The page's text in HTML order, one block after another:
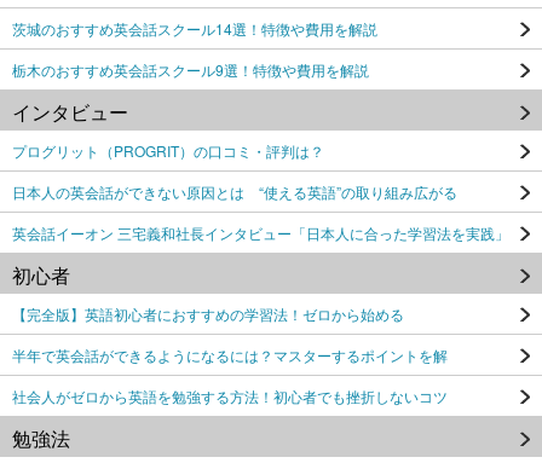
茨城のおすすめ英会話スクール14選！特徴や費用を解説
栃木のおすすめ英会話スクール9選！特徴や費用を解説
インタビュー
プログリット（PROGRIT）の口コミ・評判は？
日本人の英会話ができない原因とは “使える英語”の取り組み広がる
英会話イーオン 三宅義和社長インタビュー「日本人に合った学習法を実践」
初心者
【完全版】英語初心者におすすめの学習法！ゼロから始める
半年で英会話ができるようになるには？マスターするポイントを解
社会人がゼロから英語を勉強する方法！初心者でも挫折しないコツ
勉強法